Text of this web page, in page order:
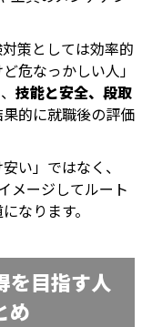
策としては効率的
危なっかしい人」
技能と安全、段取
的に就職後の評価
い」ではなく、
メージしてルート
なります。
を目指す人
め